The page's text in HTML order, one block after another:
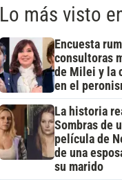
Lo más visto
Encuesta
consultoras
de Milei y la
en el
La historia
Sombras de
película de
de una
su marido